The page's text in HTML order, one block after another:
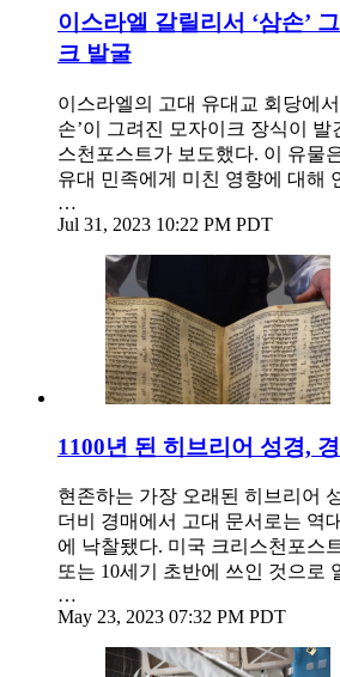
이스라엘 갈릴리서 ‘삼손’
크 발굴
이스라엘의 고대 유대교 회당에
손’이 그려진 모자이크 장식이 발
스천포스트가 보도했다. 이 유물
유대 민족에게 미친 영향에 대해
…
Jul 31, 2023 10:22 PM PDT
1100년 된 히브리어 성경,
현존하는 가장 오래된 히브리어
더비 경매에서 고대 문서로는 역
에 낙찰됐다. 미국 크리스천포스
또는 10세기 초반에 쓰인 것으로
…
May 23, 2023 07:32 PM PDT